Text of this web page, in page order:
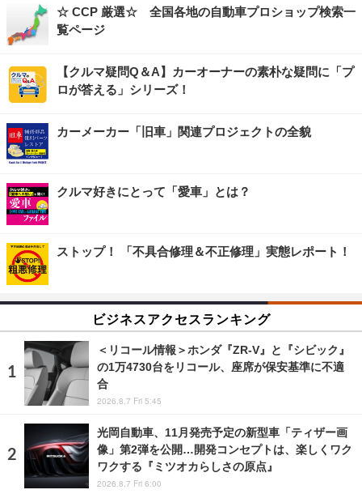
☆ CCP 厳選☆ 全国各地の自動車プロショップ検索一
覧ページ
【クルマ疑問Q＆A】カーオーナーの素朴な疑問に「プ
ロが答える」シリーズ！
カーメーカー「旧車」関連プロジェクトの全貌
クルマ好きにとって「愛車」とは？
ストップ！ 「不具合修理＆不正修理」実態レポート！
ビジネスアクセスランキング
＜リコール情報＞ホンダ『ZR-V』と『シビック』
の1万4730台をリコール、座席が保安基準に不適
合
2026.8.7 Fri 5:45
光岡自動車、11月発売予定の新型車「ティザー画
像」第2弾を公開…開発コンセプトは、楽しくワク
ワクする『ミツオカらしさの原点』
2026.8.7 Fri 6:00